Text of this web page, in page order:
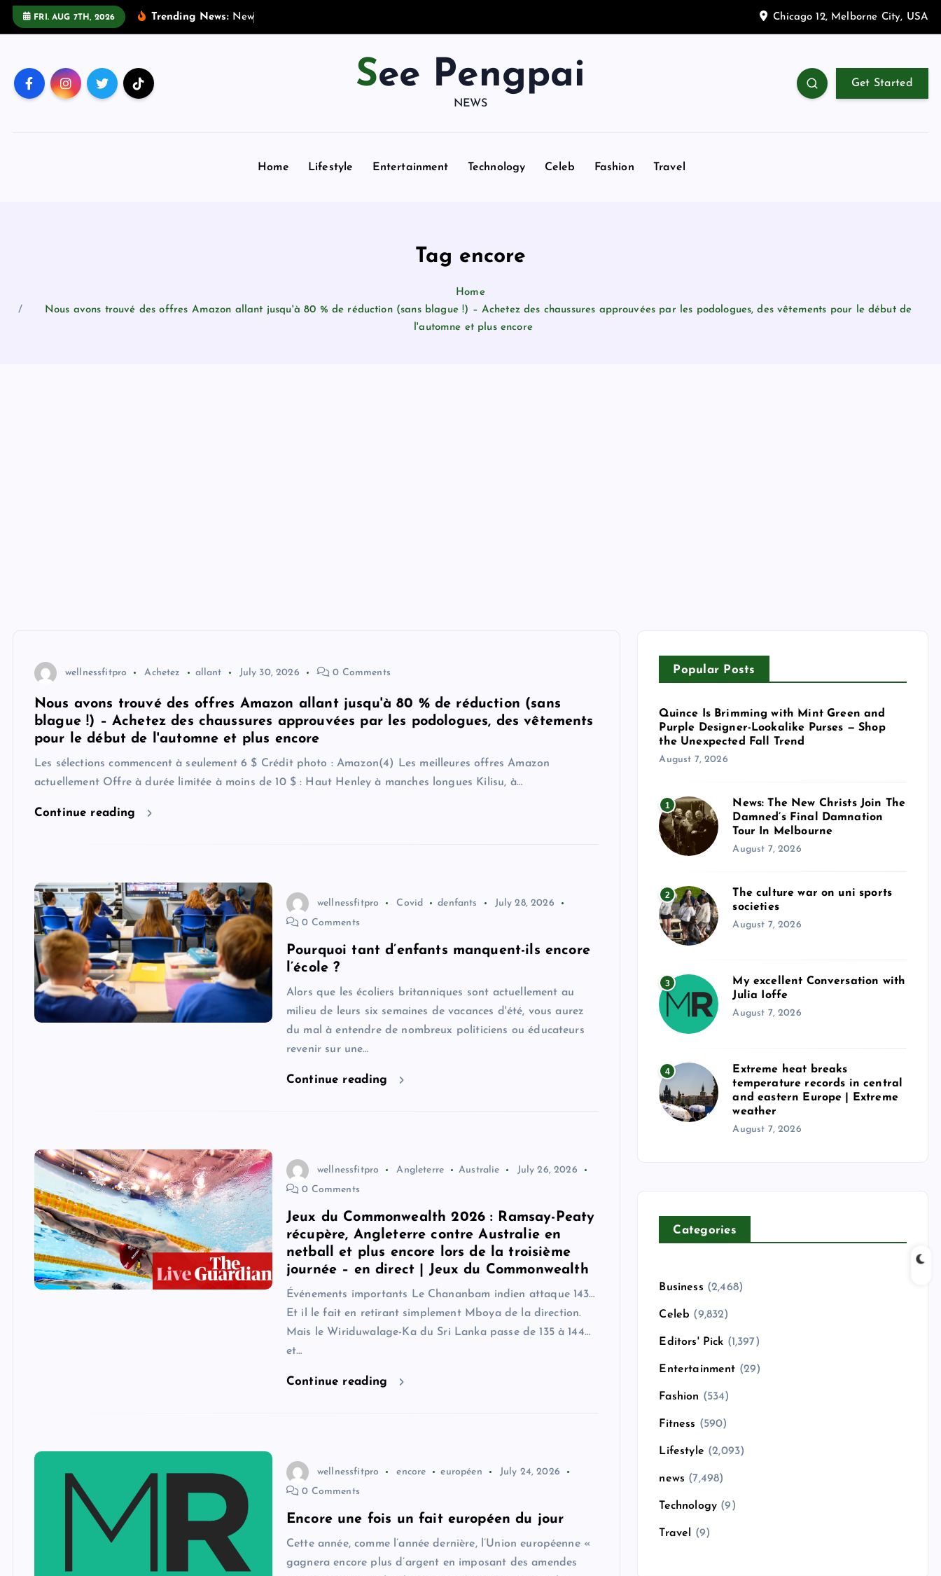
FRI. AUG 7TH, 2026 Trending News: New Chicago 12, Melborne City, USA
See Pengpai
NEWS
Get Started
Home Lifestyle Entertainment Technology Celeb Fashion Travel
Tag encore
Home
Nous avons trouvé des offres Amazon allant jusqu'à 80 % de réduction (sans blague !) – Achetez des chaussures approuvées par les podologues, des vêtements pour le début de
l'automne et plus encore
wellnessfitpro Achetez allant July 30, 2026 0 Comments
Nous avons trouvé des offres Amazon allant jusqu'à 80 % de réduction (sans
blague !) – Achetez des chaussures approuvées par les podologues, des vêtements
pour le début de l'automne et plus encore
Les sélections commencent à seulement 6 $ Crédit photo : Amazon(4) Les meilleures offres Amazon
actuellement Offre à durée limitée à moins de 10 $ : Haut Henley à manches longues Kilisu, à…
Continue reading
wellnessfitpro Covid denfants
July 28, 2026
0 Comments
Pourquoi tant d’enfants manquent-ils encore
l’école ?
Alors que les écoliers britanniques sont actuellement au
milieu de leurs six semaines de vacances d'été, vous aurez
du mal à entendre de nombreux politiciens ou éducateurs
revenir sur une…
Continue reading
wellnessfitpro Angleterre Australie
July 26, 2026
0 Comments
Jeux du Commonwealth 2026 : Ramsay-Peaty
récupère, Angleterre contre Australie en
netball et plus encore lors de la troisième
journée – en direct | Jeux du Commonwealth
Événements importants Le Chananbam indien attaque 143…
Et il le fait en retirant simplement Mboya de la direction.
Mais le Wiriduwalage-Ka du Sri Lanka passe de 135 à 144…
et…
Continue reading
wellnessfitpro encore européen
July 24, 2026
0 Comments
Encore une fois un fait européen du jour
Cette année, comme l’année dernière, l’Union européenne «
gagnera encore plus d’argent en imposant des amendes
Popular Posts
Quince Is Brimming with Mint Green and
Purple Designer-Lookalike Purses — Shop
the Unexpected Fall Trend
August 7, 2026
1
News: The New Christs Join The
Damned’s Final Damnation
Tour In Melbourne
August 7, 2026
2
The culture war on uni sports
societies
August 7, 2026
3
My excellent Conversation with
Julia Ioffe
August 7, 2026
4
Extreme heat breaks
temperature records in central
and eastern Europe | Extreme
weather
August 7, 2026
Categories
Business (2,468)
Celeb (9,832)
Editors' Pick (1,397)
Entertainment (29)
Fashion (534)
Fitness (590)
Lifestyle (2,093)
news (7,498)
Technology (9)
Travel (9)